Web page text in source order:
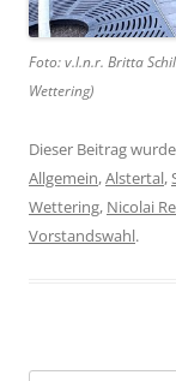
Foto: v.l.n.r. Britta
Wettering)
Dieser Beitrag
Allgemein,Alstertal,
Wettering, Nicolai
Vorstandswahl.